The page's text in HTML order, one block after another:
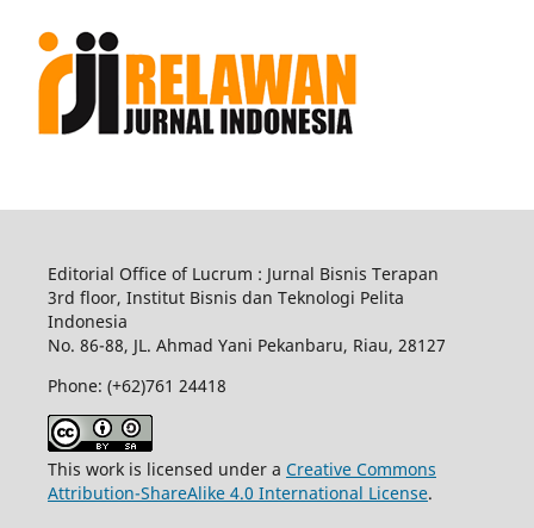
Editorial Office of Lucrum : Jurnal Bisnis Terapan
3rd floor, Institut Bisnis dan Teknologi Pelita
Indonesia
No. 86-88, JL. Ahmad Yani Pekanbaru, Riau, 28127
Phone: (+62)761 24418
This work is licensed under a Creative Commons
Attribution-ShareAlike 4.0 International License.